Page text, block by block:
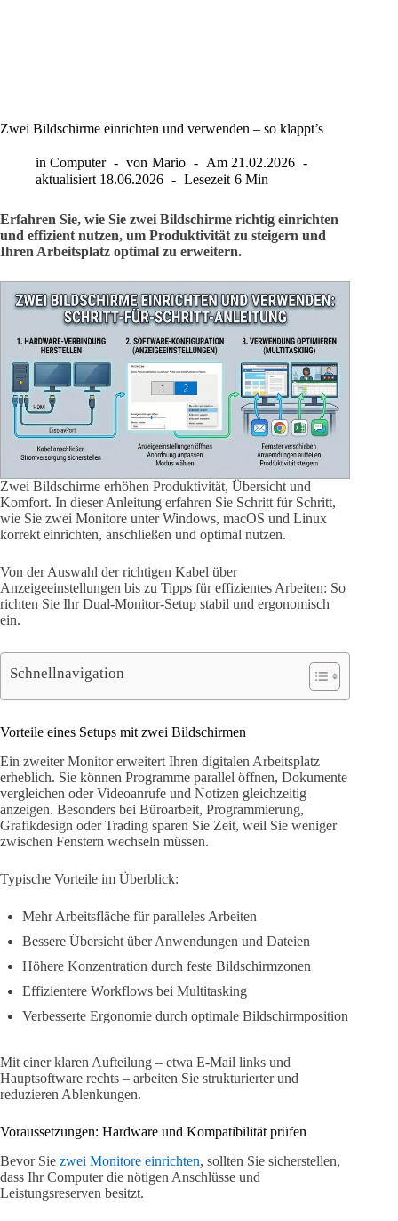
Zwei Bildschirme einrichten und verwenden – so klappt’s
in Computer von Mario Am 21.02.2026
aktualisiert 18.06.2026 Lesezeit 6 Min
Erfahren Sie, wie Sie zwei Bildschirme richtig einrichten
und effizient nutzen, um Produktivität zu steigern und
Ihren Arbeitsplatz optimal zu erweitern.
Zwei Bildschirme erhöhen Produktivität, Übersicht und
Komfort. In dieser Anleitung erfahren Sie Schritt für Schritt,
wie Sie zwei Monitore unter Windows, macOS und Linux
korrekt einrichten, anschließen und optimal nutzen.
Von der Auswahl der richtigen Kabel über
Anzeigeeinstellungen bis zu Tipps für effizientes Arbeiten: So
richten Sie Ihr Dual-Monitor-Setup stabil und ergonomisch
ein.
Schnellnavigation
Vorteile eines Setups mit zwei Bildschirmen
Ein zweiter Monitor erweitert Ihren digitalen Arbeitsplatz
erheblich. Sie können Programme parallel öffnen, Dokumente
vergleichen oder Videoanrufe und Notizen gleichzeitig
anzeigen. Besonders bei Büroarbeit, Programmierung,
Grafikdesign oder Trading sparen Sie Zeit, weil Sie weniger
zwischen Fenstern wechseln müssen.
Typische Vorteile im Überblick:
Mehr Arbeitsfläche für paralleles Arbeiten
Bessere Übersicht über Anwendungen und Dateien
Höhere Konzentration durch feste Bildschirmzonen
Effizientere Workflows bei Multitasking
Verbesserte Ergonomie durch optimale Bildschirmposition
Mit einer klaren Aufteilung – etwa E-Mail links und
Hauptsoftware rechts – arbeiten Sie strukturierter und
reduzieren Ablenkungen.
Voraussetzungen: Hardware und Kompatibilität prüfen
Bevor Sie zwei Monitore einrichten, sollten Sie sicherstellen,
dass Ihr Computer die nötigen Anschlüsse und
Leistungsreserven besitzt.